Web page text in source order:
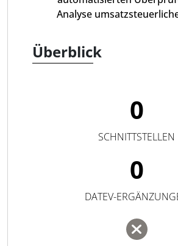
Analyse
Überblick
0
SCHNITTSTELLEN
0
DATEV-